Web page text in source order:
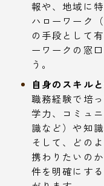
報や、地域に
ハローワーク
の手段として
ーワークの窓
う。
自身のスキル
職務経験で培
学力、コミュ
識など）や知
そして、どの
携わりたいの
件を明確にす